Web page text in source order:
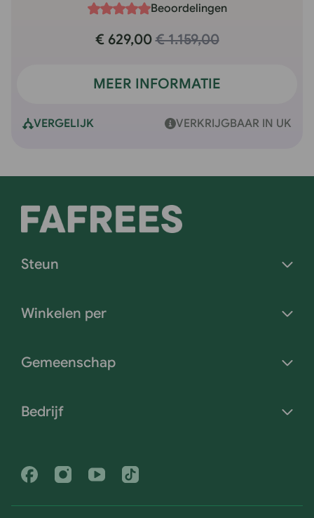
Beoordelingen
€ 629,00 € 1.159,00
MEER INFORMATIE
VERGELIJK VERKRIJGBAAR IN UK
Steun
Winkelen per
Gemeenschap
Bedrijf
FacebookInstagramYoutubeTiktok